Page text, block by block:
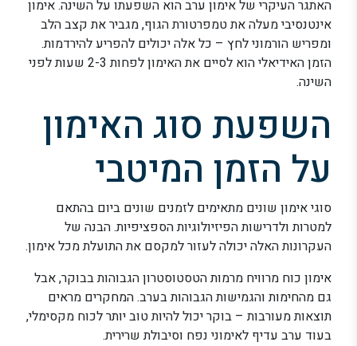
האתגר העיקרי של אימון ערב הוא השפעתו על השינה. אימון
אינטנסיבי מעלה את טמפרטורת הגוף, מגביר את קצב הלב
ומפריש הורמוני לחץ – כל אלה יכולים להפריע להירדמות.
הזמן האידיאלי הוא לסיים את האימון לפחות 2-3 שעות לפני
השינה.
השפעת סוג האימון
על הזמן המיטבי
סוגי אימון שונים מתאימים לזמנים שונים ביום בהתאם
למטרות ולדרישות הפיזיולוגיות הספציפיות. הבנה של
העקרונות האלה יכולה לעזור למקסם את התועלת מכל אימון.
אימון כוח מרוויח מרמות הטסטוסטרון הגבוהות בבוקר, אבל
גם מהחימות והגמישות הגבוהות בערב. המחקרים מראים
תוצאות מעורבות – בוקר יכול להיות טוב יותר לכוח מקסימלי,
בעוד ערב עדיף לאימוני נפח וסיבולת שרירית.